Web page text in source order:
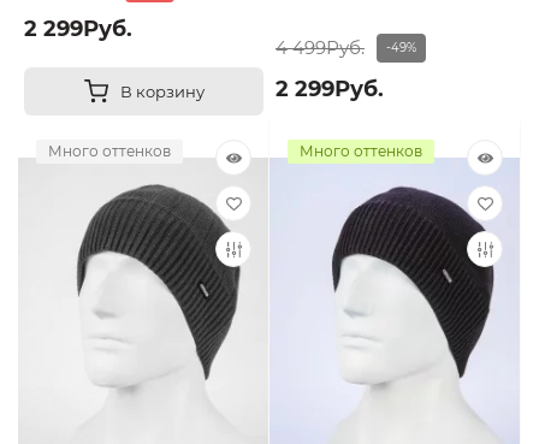
2 299Руб.
В корзину
4 499Руб. -49%
2 299Руб.
Много оттенков Много оттенков